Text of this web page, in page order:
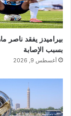
بسبب الإصابة
أغسطس 9, 2026